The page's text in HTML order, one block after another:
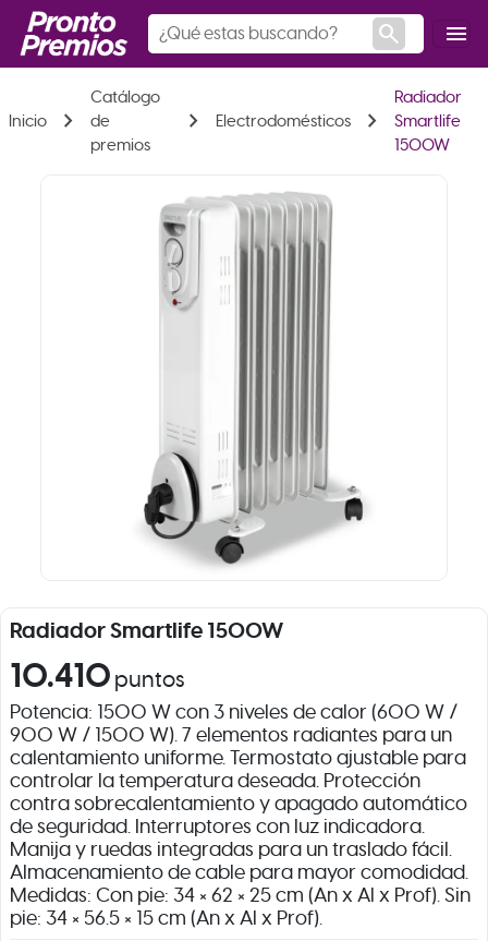
search menu
Inicio chevron_right
Catálogo
de
premios
chevron_right Electrodomésticos chevron_right
Radiador
Smartlife
1500W
Radiador Smartlife 1500W
10.410 puntos
Potencia: 1500 W con 3 niveles de calor (600 W /
900 W / 1500 W). 7 elementos radiantes para un
calentamiento uniforme. Termostato ajustable para
controlar la temperatura deseada. Protección
contra sobrecalentamiento y apagado automático
de seguridad. Interruptores con luz indicadora.
Manija y ruedas integradas para un traslado fácil.
Almacenamiento de cable para mayor comodidad.
Medidas: Con pie: 34 × 62 × 25 cm (An x Al x Prof). Sin
pie: 34 × 56.5 × 15 cm (An x Al x Prof).